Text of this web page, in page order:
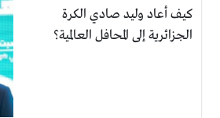
كيف أعاد وليد صادي الكرة
الجزائرية إلى المحافل العالمية؟